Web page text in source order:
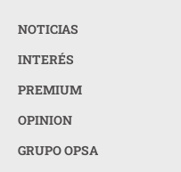
NOTICIAS
INTERÉS
PREMIUM
OPINION
GRUPO OPSA